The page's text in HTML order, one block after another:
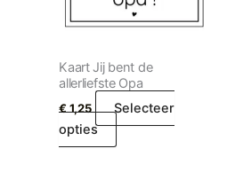
Kaart Jij bent de
allerliefste Opa
€1,25
Selecteer
opties